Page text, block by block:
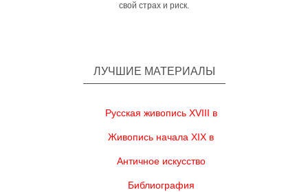
свой страх и риск.
ЛУЧШИЕ МАТЕРИАЛЫ
Русская живопись XVIII в
Живопись начала XIX в
Античное искусство
Библиография